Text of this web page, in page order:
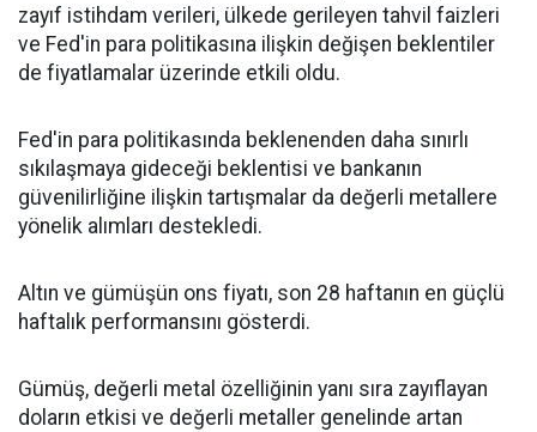
zayıf istihdam verileri, ülkede gerileyen tahvil faizleri
ve Fed'in para politikasına ilişkin değişen beklentiler
de fiyatlamalar üzerinde etkili oldu.
Fed'in para politikasında beklenenden daha sınırlı
sıkılaşmaya gideceği beklentisi ve bankanın
güvenilirliğine ilişkin tartışmalar da değerli metallere
yönelik alımları destekledi.
Altın ve gümüşün ons fiyatı, son 28 haftanın en güçlü
haftalık performansını gösterdi.
Gümüş, değerli metal özelliğinin yanı sıra zayıflayan
doların etkisi ve değerli metaller genelinde artan